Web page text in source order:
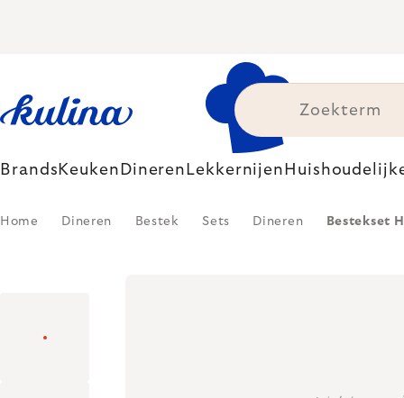
Brands Keuken Dineren Lekkernijen
Home Dineren Bestek Sets Dineren Bestekset